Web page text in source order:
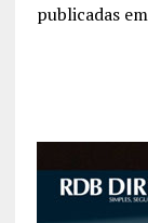
publicadas